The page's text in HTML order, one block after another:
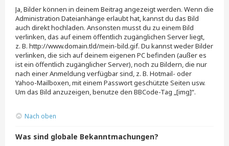
Ja, Bilder können in deinem Beitrag angezeigt werden. Wenn die
Administration Dateianhänge erlaubt hat, kannst du das Bild
auch direkt hochladen. Ansonsten musst du zu einem Bild
verlinken, das auf einem öffentlich zugänglichen Server liegt,
z. B. http://www.domain.tld/mein-bild.gif. Du kannst weder Bilder
verlinken, die sich auf deinem eigenen PC befinden (außer es
ist ein öffentlich zugänglicher Server), noch zu Bildern, die nur
nach einer Anmeldung verfügbar sind, z. B. Hotmail- oder
Yahoo-Mailboxen, mit einem Passwort geschützte Seiten usw.
Um das Bild anzuzeigen, benutze den BBCode-Tag „[img]“.
Nach oben
Was sind globale Bekanntmachungen?